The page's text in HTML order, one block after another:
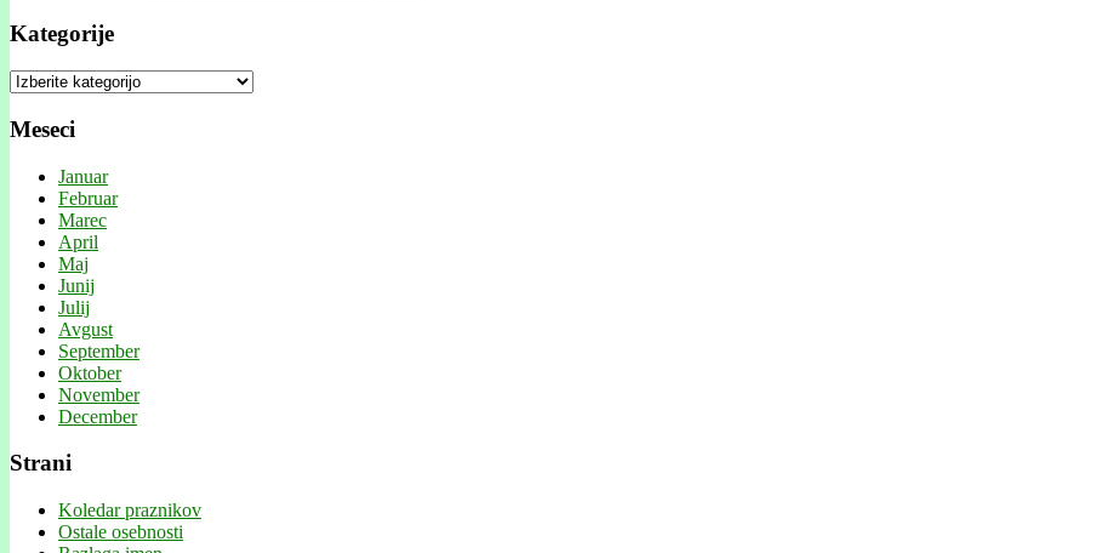
Kategorije
Kategorije
Meseci
Januar
Februar
Marec
April
Maj
Junij
Julij
Avgust
September
Oktober
November
December
Strani
Koledar praznikov
Ostale osebnosti